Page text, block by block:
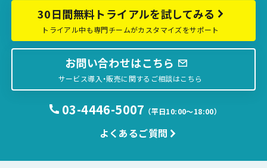
30日間無料トライアルを試してみる
トライアル中も専門チームがカスタマイズをサポート
お問い合わせはこちら
サービス導入・販売に関するご相談はこちら
03-4446-5007 （平日10:00〜18:00）
よくあるご質問